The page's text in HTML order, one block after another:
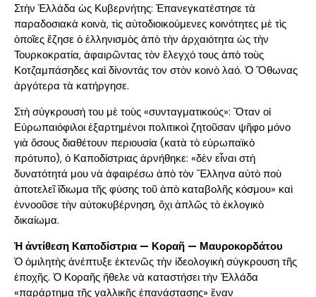
Στὴν Ἑλλάδα ὡς Κυβερνήτης: Ἐπανεγκατέστησε τὰ
παραδοσιακὰ κοινὰ, τὶς αὐτοδιοικούμενες κοινότητες μὲ τὶς
ὁποῖες ἔζησε ὁ ἑλληνισμὸς ἀπὸ τὴν ἀρχαιότητα ὡς τὴν
Τουρκοκρατία, ἀφαιρῶντας τὸν ἔλεγχό τους ἀπὸ τοὺς
Κοτζαμπάσηδες καὶ δίνοντάς τον στὸν κοινὸ λαό. Ὁ Ὄθωνας
ἀργότερα τὰ κατήργησε.
Στὴ σύγκρουσή του μὲ τοὺς «συνταγματικούς»: Ὅταν οἱ
Εὐρωπαιόφιλοι ἐξαρτημένοι πολιτικοὶ ζητοῦσαν ψῆφο μόνο
γιὰ ὅσους διαθέτουν περιουσία (κατὰ τὸ εὐρωπαϊκὸ
πρότυπο), ὁ Καποδίστριας ἀρνήθηκε: «δὲν εἶναι στὴ
δυνατότητά μου νὰ ἀφαιρέσω ἀπὸ τὸν Ἕλληνα αὐτὸ ποὺ
ἀποτελεῖ ἴδιωμα τῆς φύσης τοῦ ἀπὸ καταβολῆς κόσμου» καὶ
ἐννοοῦσε τὴν αὐτοκυβέρνηση, ὄχι ἁπλῶς τὸ ἐκλογικὸ
δικαίωμα.
Ἡ ἀντίθεση Καποδίστρια — Κοραῆ — Μαυροκορδάτου
Ὁ ὁμιλητὴς ἀνέπτυξε ἐκτενῶς τὴν ἰδεολογικὴ σύγκρουση τῆς
ἐποχῆς. Ὁ Κοραῆς ἤθελε νὰ καταστήσει τὴν Ἑλλάδα
«παράρτημα τῆς γαλλικῆς ἐπανάστασης» ἕναν